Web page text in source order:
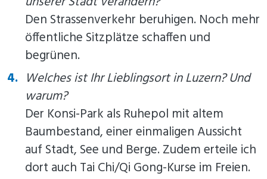
Den Strassenverkehr beruhigen. Noch mehr
öffentliche Sitzplätze schaffen und
begrünen.
Welches ist Ihr Lieblingsort in Luzern? Und
warum?
Der Konsi-Park als Ruhepol mit altem
Baumbestand, einer einmaligen Aussicht
auf Stadt, See und Berge. Zudem erteile ich
dort auch Tai Chi/Qi Gong-Kurse im Freien.